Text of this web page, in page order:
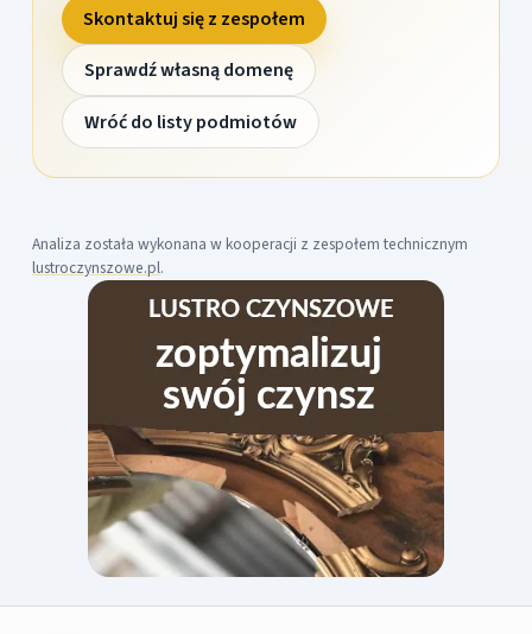
Skontaktuj się z zespołem
Sprawdź własną domenę
Wróć do listy podmiotów
Analiza została wykonana w kooperacji z zespołem technicznym
lustroczynszowe.pl.